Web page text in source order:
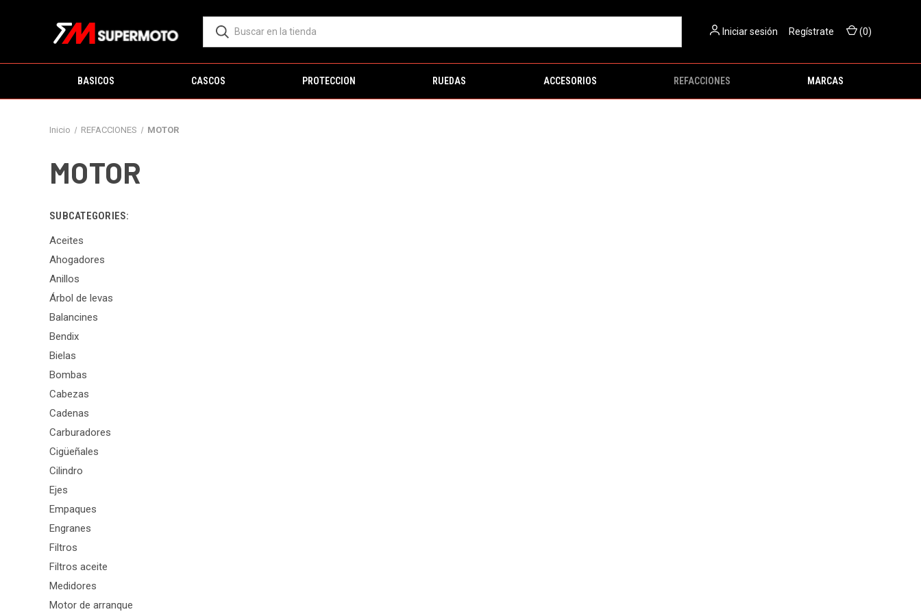
Iniciar sesión Regístrate (0)
BASICOS CASCOS PROTECCION RUEDAS ACCESORIOS REFACCIONES MARCAS
Inicio REFACCIONES MOTOR
MOTOR
SUBCATEGORIES:
Aceites
Ahogadores
Anillos
Árbol de levas
Balancines
Bendix
Bielas
Bombas
Cabezas
Cadenas
Carburadores
Cigüeñales
Cilindro
Ejes
Empaques
Engranes
Filtros
Filtros aceite
Medidores
Motor de arranque